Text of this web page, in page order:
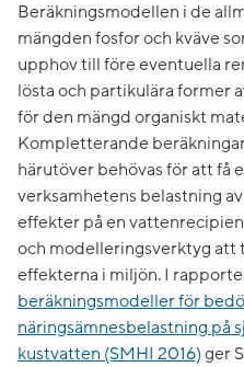
Beräkningsmodellen i de
mängden fosfor och kväve
upphov till före eventuella
lösta och partikulära former
för den mängd organiskt
Kompletterande
härutöver behövas för att få
verksamhetens belastning
effekter på en
och modelleringsverktyg att
effekterna i miljön. I
beräkningsmodeller för
näringsämnesbelastning på
kustvatten (SMHI 2016) ger